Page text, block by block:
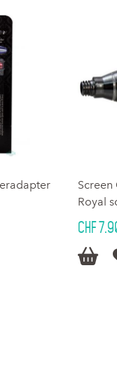
Royal
CHF
